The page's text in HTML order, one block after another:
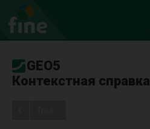
GEO5
Контекстная справка